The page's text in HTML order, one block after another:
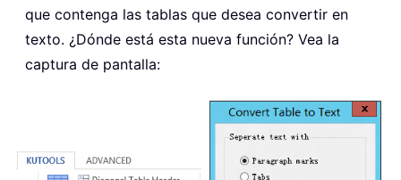
que contenga las tablas que desea convertir en
texto. ¿Dónde está esta nueva función? Vea la
captura de pantalla: